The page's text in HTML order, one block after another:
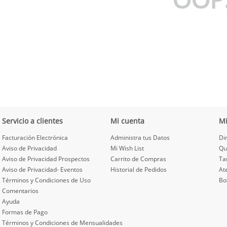
Servicio a clientes
Facturación Electrónica
Aviso de Privacidad
Aviso de Privacidad Prospectos
Aviso de Privacidad- Eventos
Términos y Condiciones de Uso
Comentarios
Ayuda
Formas de Pago
Términos y Condiciones de Mensualidades
Mi cuenta
Administra tus Datos
Mi Wish List
Carrito de Compras
Historial de Pedidos